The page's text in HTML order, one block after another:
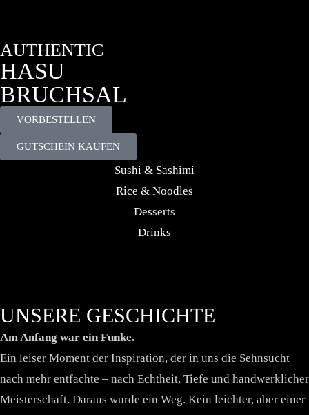
AUTHENTIC
HASU
BRUCHSAL
VORBESTELLEN
GUTSCHEIN KAUFEN
Sushi & Sashimi
Rice & Noodles
Desserts
Drinks
UNSERE GESCHICHTE
Am Anfang war ein Funke.
Ein leiser Moment der Inspiration, der in uns die Sehnsucht
nach mehr entfachte – nach Echtheit, Tiefe und handwerklicher
Meisterschaft. Daraus wurde ein Weg. Kein leichter, aber einer